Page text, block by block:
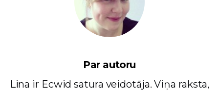
Par autoru
Lina ir Ecwid satura veidotāja. Viņa raksta,